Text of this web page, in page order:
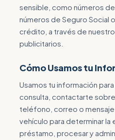
sensible, como números de
números de Seguro Social
crédito, a través de
publicitarios.
Cómo Usamos tu
Usamos tu información
consulta, contactarte
teléfono, correo o
vehículo para determinar la
préstamo, procesar y